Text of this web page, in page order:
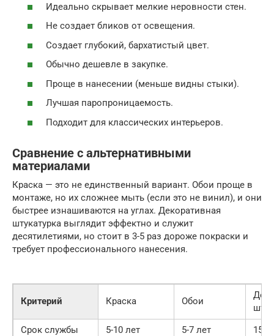
Идеально скрывает мелкие неровности стен.
Не создает бликов от освещения.
Создает глубокий, бархатистый цвет.
Обычно дешевле в закупке.
Проще в нанесении (меньше видны стыки).
Лучшая паропроницаемость.
Подходит для классических интерьеров.
Сравнение с альтернативными
материалами
Краска — это не единственный вариант. Обои проще в
монтаже, но их сложнее мыть (если это не винил), и они
быстрее изнашиваются на углах. Декоративная
штукатурка выглядит эффектно и служит
десятилетиями, но стоит в 3-5 раз дороже покраски и
требует профессионального нанесения.
Критерий Краска Обои
Срок службы
5-10 лет 5-7 лет
15-